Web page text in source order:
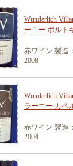
Wunderlich
ーニー ポルト
赤ワイン 製造
2008
Wunderlich
ラーニー カベ
赤ワイン 製造
2004